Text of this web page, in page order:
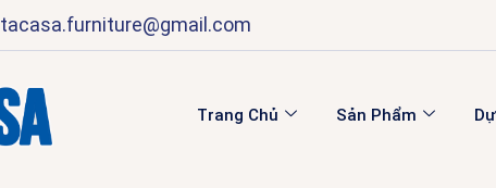
tacasa.furniture@gmail.com
Trang Chủ Sản Phẩm